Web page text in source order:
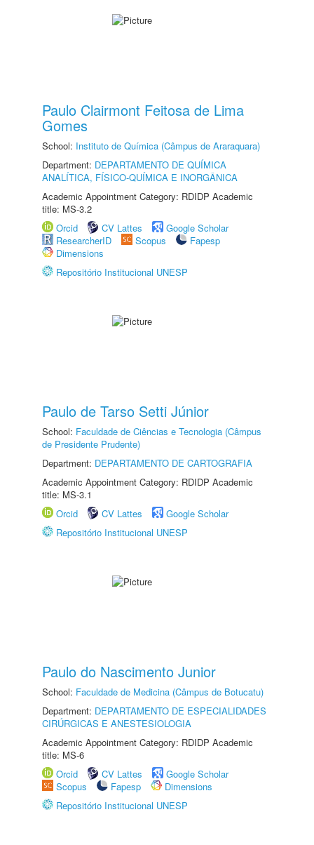
Paulo Clairmont Feitosa de Lima
Gomes
School: Instituto de Química (Câmpus de Araraquara)
Department: DEPARTAMENTO DE QUÍMICA
ANALÍTICA, FÍSICO-QUÍMICA E INORGÂNICA
Academic Appointment Category: RDIDP Academic
title: MS-3.2
Orcid
CV Lattes
Google Scholar
ResearcherID
Scopus
Fapesp
Dimensions
Repositório Institucional UNESP
Paulo de Tarso Setti Júnior
School: Faculdade de Ciências e Tecnologia (Câmpus
de Presidente Prudente)
Department: DEPARTAMENTO DE CARTOGRAFIA
Academic Appointment Category: RDIDP Academic
title: MS-3.1
Orcid
CV Lattes
Google Scholar
Repositório Institucional UNESP
Paulo do Nascimento Junior
School: Faculdade de Medicina (Câmpus de Botucatu)
Department: DEPARTAMENTO DE ESPECIALIDADES
CIRÚRGICAS E ANESTESIOLOGIA
Academic Appointment Category: RDIDP Academic
title: MS-6
Orcid
CV Lattes
Google Scholar
Scopus
Fapesp
Dimensions
Repositório Institucional UNESP